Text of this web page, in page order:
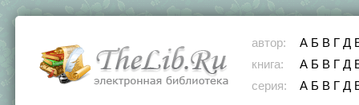
автор: А Б В Г Д
книга:
А Б В Г Д
серия:
А Б В Г Д